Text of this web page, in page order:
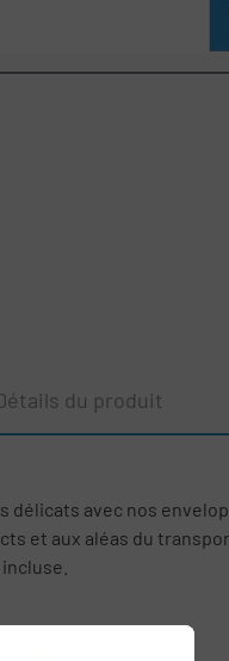
du produit
délicats avec nos
et aux aléas du